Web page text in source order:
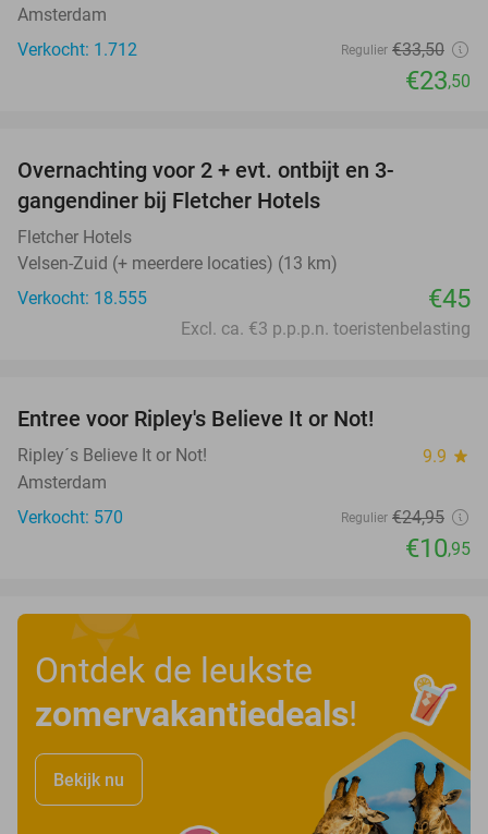
Amsterdam
Verkocht: 1.712
Regulier €33,50
€23,50
Overnachting voor 2 + evt. ontbijt en 3-
gangendiner bij Fletcher Hotels
Fletcher Hotels
Velsen-Zuid (+ meerdere locaties) (13 km)
Verkocht: 18.555
€45
Excl. ca. €3 p.p.p.n. toeristenbelasting
Entree voor Ripley's Believe It or Not!
Ripley´s Believe It or Not! 9.9 star
Amsterdam
Verkocht: 570
Regulier €24,95
€10,95
Ontdek de leukste
zomervakantiedeals!
Bekijk nu